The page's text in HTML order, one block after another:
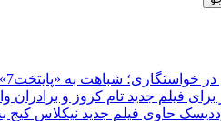
شباهت به «پایتخت7» و چرخش بر مدار تکرار